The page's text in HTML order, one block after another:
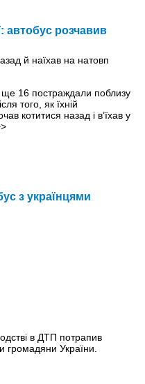
автобус розчавив
ще 16 постраждали поблизу
того, як їхній
котитися назад і в’їхав у
з українцями
в ДТП потрапив
громадяни України.